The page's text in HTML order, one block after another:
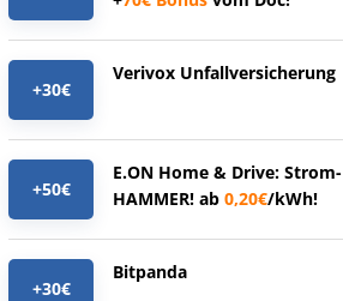
+30€
Verivox Unfallversicherung
+50€
E.ON Home & Drive: Strom-
HAMMER! ab 0,20€/kWh!
+30€
Bitpanda